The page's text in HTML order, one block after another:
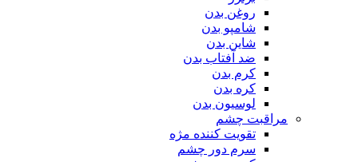
روغن بدن
شامپو بدن
شاین بدن
ضد آفتاب بدن
کرم بدن
کره بدن
لوسیون بدن
مراقبت چشم
تقویت کننده مژه
سرم دور چشم